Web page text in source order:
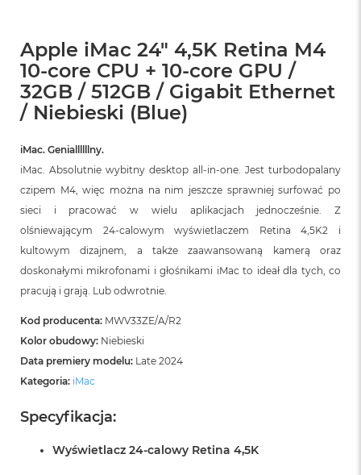
Apple iMac 24" 4,5K Retina M4
10-core CPU + 10-core GPU /
32GB / 512GB / Gigabit Ethernet
/ Niebieski (Blue)
iMac. Geniallllllny.
iMac. Absolutnie wybitny desktop all‑in‑one. Jest turbodopalany
czipem M4, więc można na nim jeszcze sprawniej surfować po
sieci i pracować w wielu aplikacjach jednocześnie. Z
olśniewającym 24‑calowym wyświetlaczem Retina 4,5K2 i
kultowym dizajnem, a także zaawansowaną kamerą oraz
doskonałymi mikrofonami i głośnikami iMac to ideał dla tych, co
pracują i grają. Lub odwrotnie.
Kod producenta: MWV33ZE/A/R2
Kolor obudowy: Niebieski
Data premiery modelu: Late 2024
Kategoria: iMac
Specyfikacja:
Wyświetlacz 24-calowy Retina 4,5K